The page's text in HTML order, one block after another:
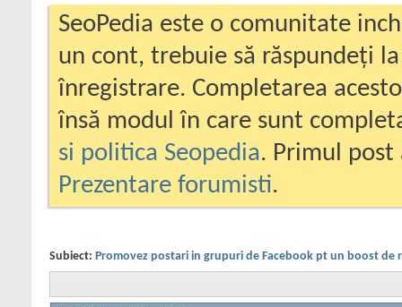
SeoPedia este o comunitate
un cont, trebuie să răspundeți
înregistrare. Completarea
însă modul în care sunt
si politica Seopedia. Primul
Prezentare forumisti.
Subiect: Promovez postari in grupuri de Facebook pt un boost de